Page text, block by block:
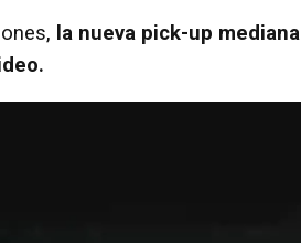
la nueva pick-up mediana